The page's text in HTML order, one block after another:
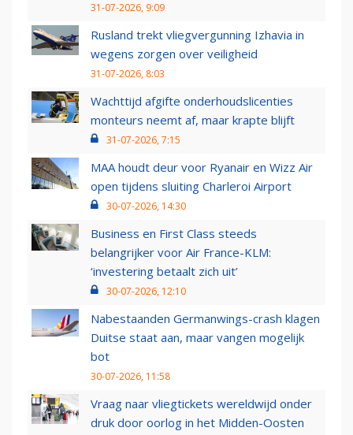
31-07-2026, 9:09
Rusland trekt vliegvergunning Izhavia in
wegens zorgen over veiligheid
31-07-2026, 8:03
Wachttijd afgifte onderhoudslicenties
monteurs neemt af, maar krapte blijft
31-07-2026, 7:15
MAA houdt deur voor Ryanair en Wizz Air
open tijdens sluiting Charleroi Airport
30-07-2026, 14:30
Business en First Class steeds
belangrijker voor Air France-KLM:
‘investering betaalt zich uit’
30-07-2026, 12:10
Nabestaanden Germanwings-crash klagen
Duitse staat aan, maar vangen mogelijk
bot
30-07-2026, 11:58
Vraag naar vliegtickets wereldwijd onder
druk door oorlog in het Midden-Oosten